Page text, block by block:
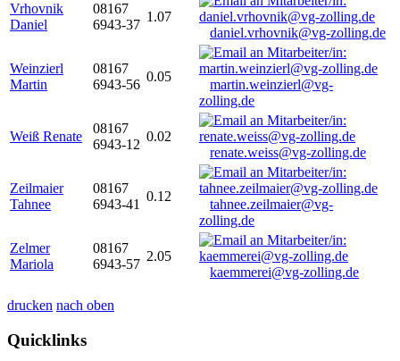
Vrhovnik
Daniel
08167
6943-37
1.07
daniel.vrhovnik@vg-zolling.de
Weinzierl
Martin
08167
6943-56
0.05
martin.weinzierl@vg-
zolling.de
Weiß Renate
08167
6943-12
0.02
renate.weiss@vg-zolling.de
Zeilmaier
Tahnee
08167
6943-41
0.12
tahnee.zeilmaier@vg-
zolling.de
Zelmer
Mariola
08167
6943-57
2.05
kaemmerei@vg-zolling.de
drucken nach oben
Quicklinks